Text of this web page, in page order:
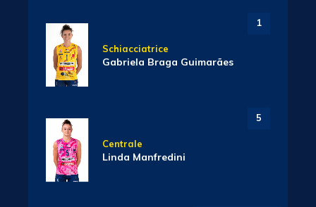
1
Schiacciatrice
Gabriela Braga Guimarães
5
Centrale
Linda Manfredini